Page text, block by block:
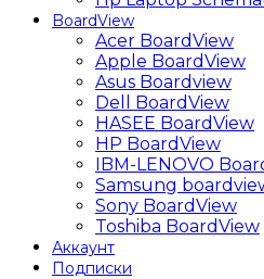
BoardView
Acer BoardView
Apple BoardView
Asus Boardview
Dell BoardView
HASEE BoardView
HP BoardView
IBM-LENOVO
Samsung
Sony BoardView
Toshiba BoardView
Аккаунт
Подписки